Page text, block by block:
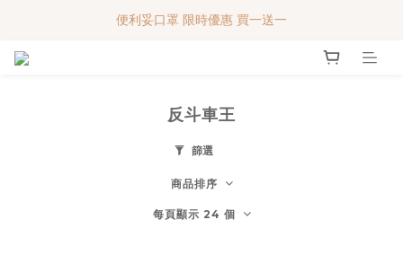
便利妥口罩 限時優惠 買一送一
便利妥口罩 限時優惠 買一送一
反斗車王
篩選
商品排序
每頁顯示 24 個